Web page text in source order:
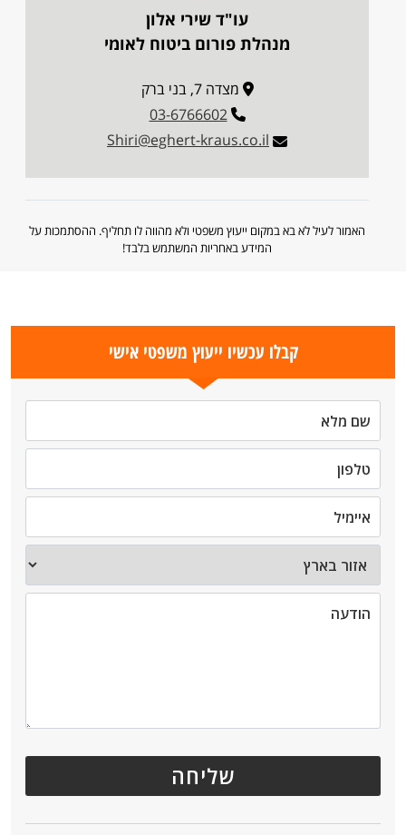
עו"ד שירי אלון
מנהלת פורום ביטוח לאומי
מצדה 7, בני ברק
03-6766602
Shiri@eghert-kraus.co.il
האמור לעיל לא בא במקום ייעוץ משפטי ולא מהווה לו תחליף. ההסתמכות על
המידע באחריות המשתמש בלבד!
קבלו עכשיו ייעוץ משפטי אישי